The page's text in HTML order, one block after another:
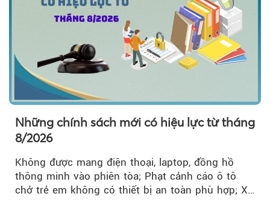
Những chính sách mới có hiệu lực từ tháng
8/2026
Không được mang điện thoại, laptop, đồng hồ
thông minh vào phiên tòa; Phạt cảnh cáo ô tô
chở trẻ em không có thiết bị an toàn phù hợp; Xe